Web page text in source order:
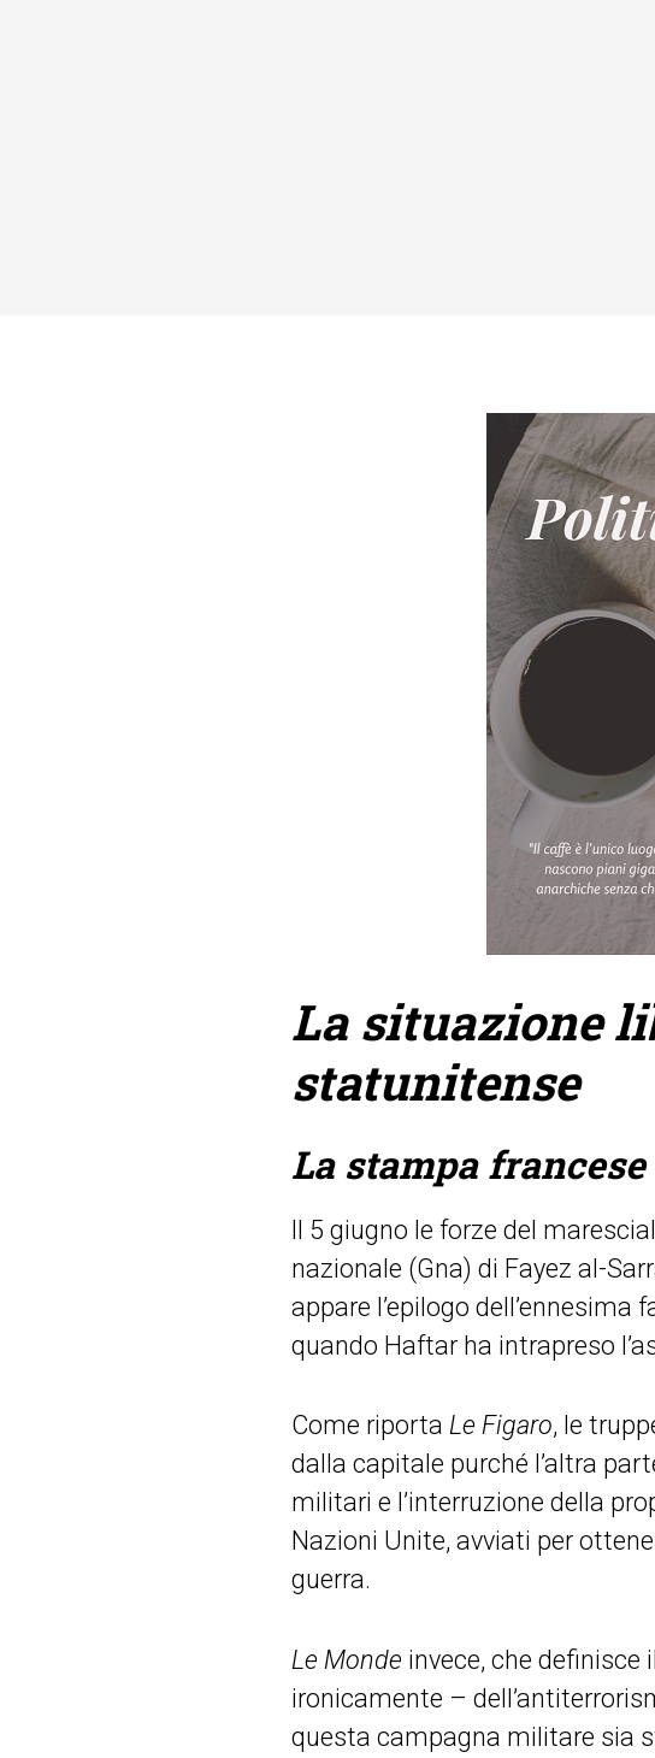
La situazione
statunitense
La stampa francese
Il 5 giugno le forze del
nazionale (Gna) di Fayez al-
appare l’epilogo
quando Haftar ha intrapreso
Come riporta Le Figaro, le
dalla capitale purché l’altra
militari e l’interruzione della
Nazioni Unite, avviati per
guerra.
Le Monde invece, che
ironicamente –
questa campagna militare sia